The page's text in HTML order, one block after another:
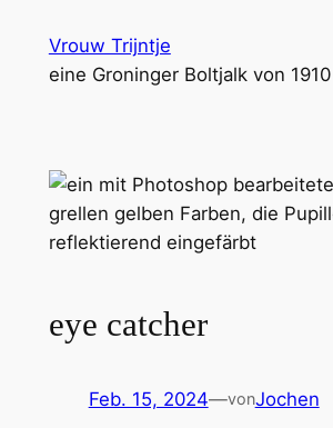
Inhalt
springen
Vrouw Trijntje
eine Groninger Boltjalk von 1910
eye catcher
Feb. 15, 2024—vonJochen